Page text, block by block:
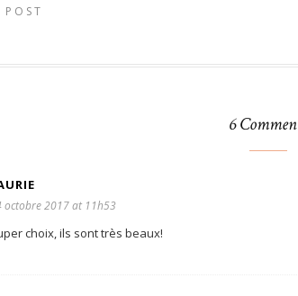
POST
6
octobre 2017 at 11h53
choix, ils sont très beaux!